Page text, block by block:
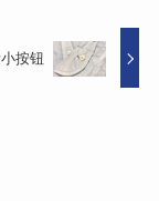
按钮